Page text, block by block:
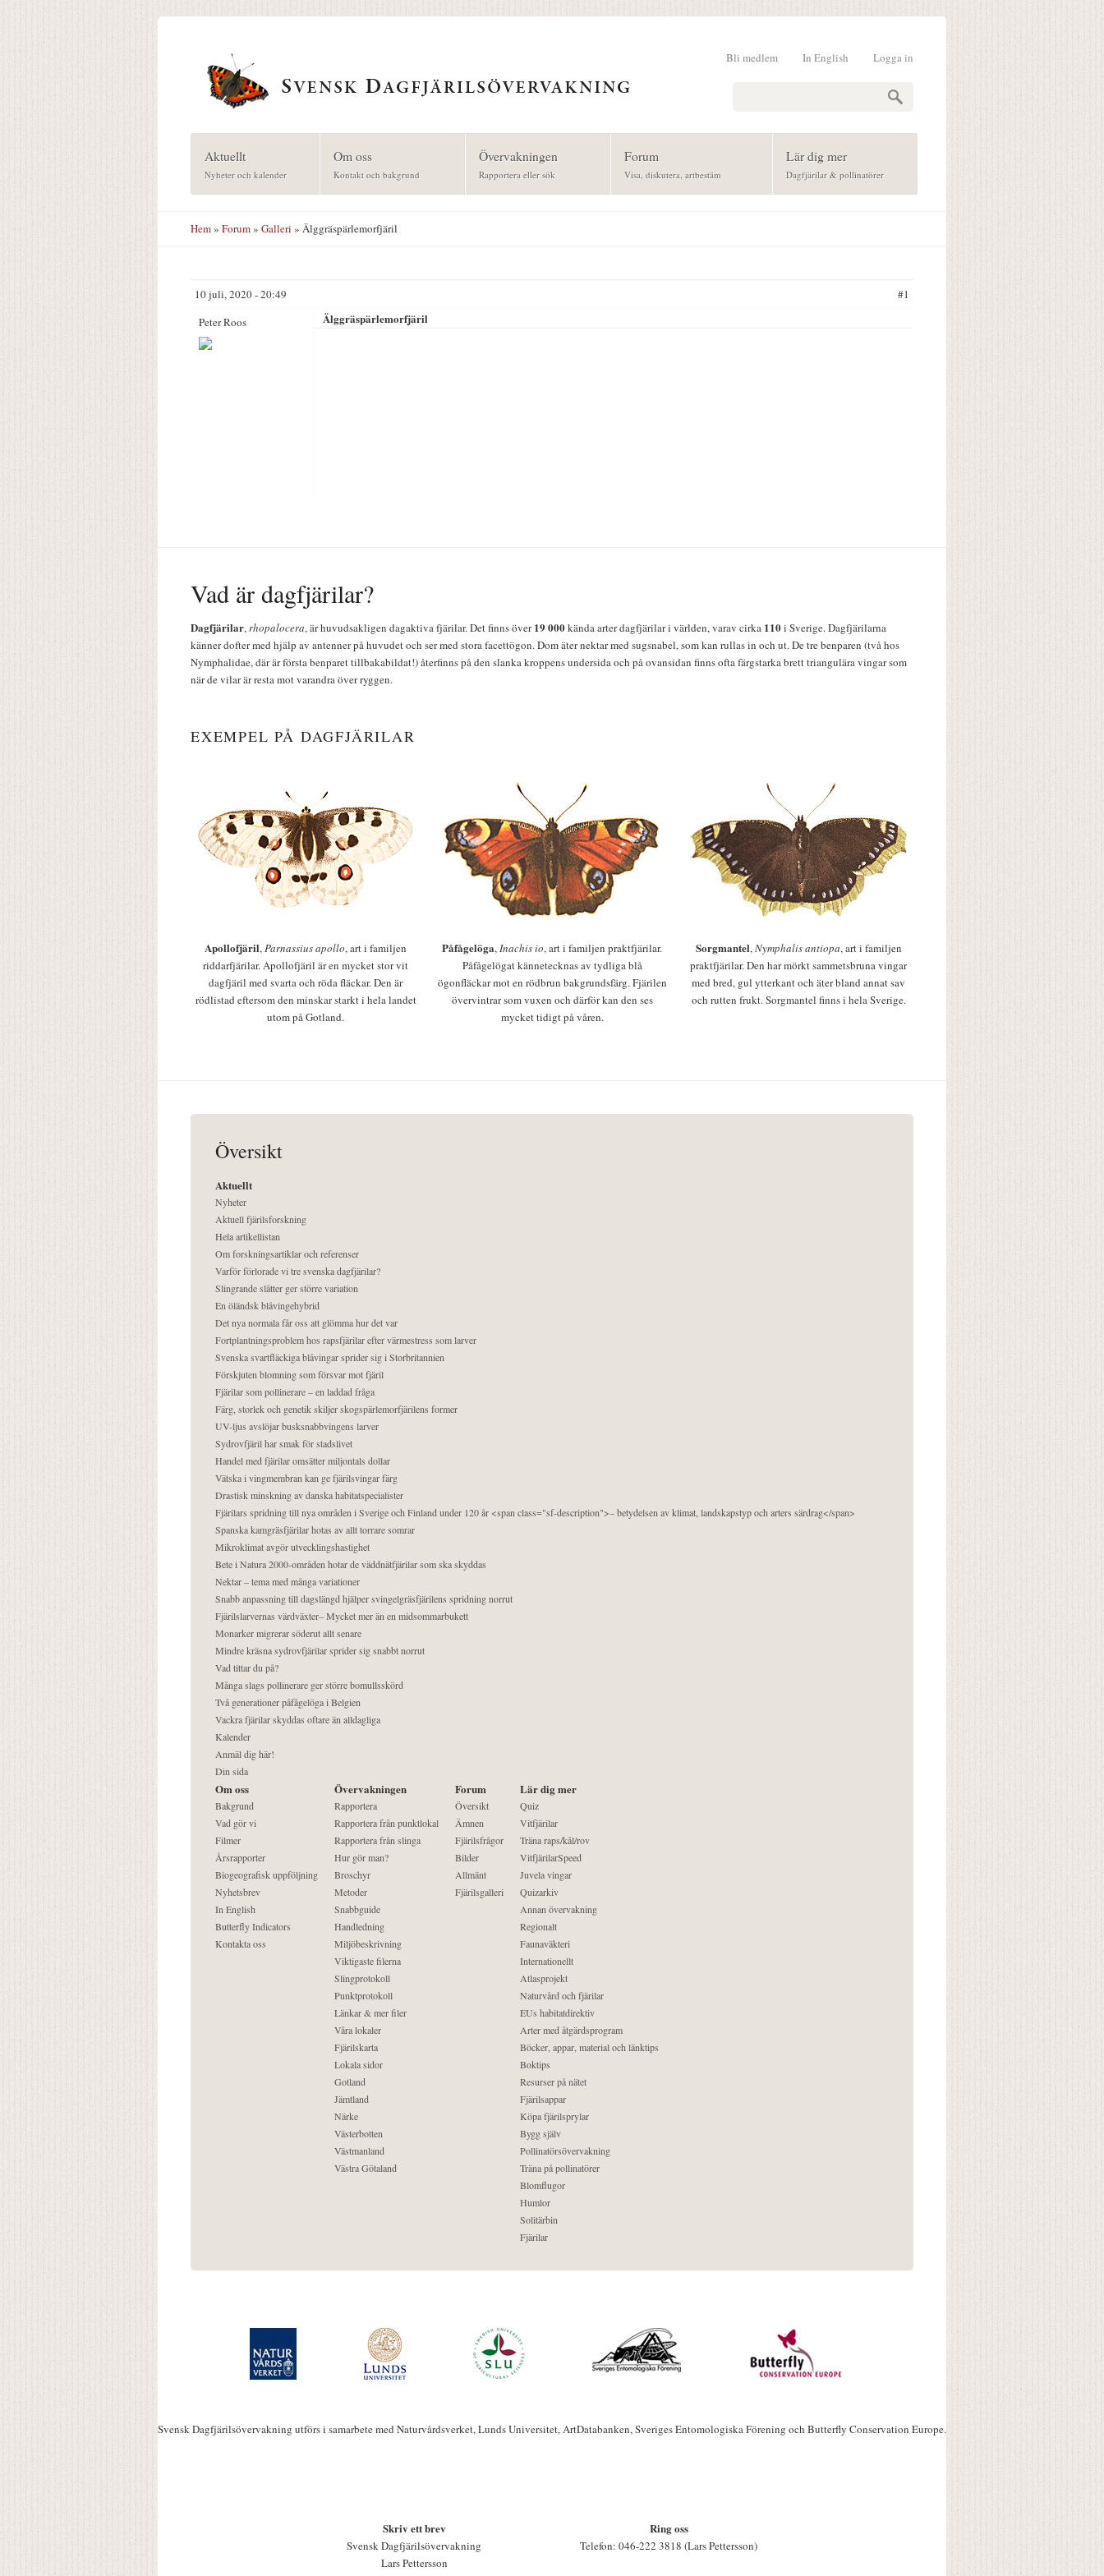
Logga in
In English
Bli medlem
Aktuellt
Nyheter och kalender
Om oss
Kontakt och bakgrund
Övervakningen
Rapportera eller sök
Forum
Visa, diskutera, artbestäm
Lär dig mer
Dagfjärilar & pollinatörer
Hem» Forum» Galleri » Älggräspärlemorfjäril
10 juli, 2020 - 20:49
#1
Peter Roos
Älggräspärlemorfjäril
Vad är dagfjärilar?
Dagfjärilar,rhopalocera, är huvudsakligen dagaktiva fjärilar. Det finns över19 000kända arter dagfjärilar i världen, varav cirka 110i Sverige. Dagfjärilarna
känner dofter med hjälp av antenner på huvudet och ser med stora facettögon. Dom äter nektar med sugsnabel, som kan rullas in och ut. De tre benparen (två hos
Nymphalidae, där är första benparet tillbakabildat!) återfinns på den slanka kroppens undersida och på ovansidan finns ofta färgstarka brett triangulära vingar som
när de vilar är resta mot varandra över ryggen.
EXEMPEL PÅ DAGFJÄRILAR
Apollofjäril,Parnassius apollo, art i familjen
riddarfjärilar. Apollofjäril är en mycket stor vit
dagfjäril med svarta och röda fläckar. Den är
rödlistad eftersom den minskar starkt i hela landet
utom på Gotland.
Påfågelöga,Inachis io, art i familjen praktfjärilar.
Påfågelögat kännetecknas av tydliga blå
ögonfläckar mot en rödbrun bakgrundsfärg. Fjärilen
övervintrar som vuxen och därför kan den ses
mycket tidigt på våren.
Sorgmantel,Nymphalis antiopa, art i familjen
praktfjärilar. Den har mörkt sammetsbruna vingar
med bred, gul ytterkant och äter bland annat sav
och rutten frukt. Sorgmantel finns i hela Sverige.
Översikt
Aktuellt
Nyheter
Aktuell fjärilsforskning
Hela artikellistan
Om forskningsartiklar och referenser
Varför förlorade vi tre svenska dagfjärilar?
Slingrande slåtter ger större variation
En öländsk blåvingehybrid
Det nya normala får oss att glömma hur det var
Fortplantningsproblem hos rapsfjärilar efter värmestress som larver
Svenska svartfläckiga blåvingar sprider sig i Storbritannien
Förskjuten blomning som försvar mot fjäril
Fjärilar som pollinerare – en laddad fråga
Färg, storlek och genetik skiljer skogspärlemorfjärilens former
UV-ljus avslöjar busksnabbvingens larver
Sydrovfjäril har smak för stadslivet
Handel med fjärilar omsätter miljontals dollar
Vätska i vingmembran kan ge fjärilsvingar färg
Drastisk minskning av danska habitatspecialister
Fjärilars spridning till nya områden i Sverige och Finland under 120 år <span class="sf-description">– betydelsen av klimat, landskapstyp och arters särdrag</span>
Spanska kamgräsfjärilar hotas av allt torrare somrar
Mikroklimat avgör utvecklingshastighet
Bete i Natura 2000-områden hotar de väddnätfjärilar som ska skyddas
Nektar – tema med många variationer
Snabb anpassning till dagslängd hjälper svingelgräsfjärilens spridning norrut
Fjärilslarvernas värdväxter– Mycket mer än en midsommarbukett
Monarker migrerar söderut allt senare
Mindre kräsna sydrovfjärilar sprider sig snabbt norrut
Vad tittar du på?
Många slags pollinerare ger större bomullsskörd
Två generationer påfågelöga i Belgien
Vackra fjärilar skyddas oftare än alldagliga
Kalender
Anmäl dig här!
Din sida
Om oss
Bakgrund
Vad gör vi
Filmer
Årsrapporter
Biogeografisk uppföljning
Nyhetsbrev
In English
Butterfly Indicators
Kontakta oss
Övervakningen
Rapportera
Rapportera från punktlokal
Rapportera från slinga
Hur gör man?
Broschyr
Metoder
Snabbguide
Handledning
Miljöbeskrivning
Viktigaste filerna
Slingprotokoll
Punktprotokoll
Länkar & mer filer
Våra lokaler
Fjärilskarta
Lokala sidor
Gotland
Jämtland
Närke
Västerbotten
Västmanland
Västra Götaland
Forum
Översikt
Ämnen
Fjärilsfrågor
Bilder
Allmänt
Fjärilsgalleri
Lär dig mer
Quiz
Vitfjärilar
Träna raps/kål/rov
VitfjärilarSpeed
Juvela vingar
Quizarkiv
Annan övervakning
Regionalt
Faunaväkteri
Internationellt
Atlasprojekt
Naturvård och fjärilar
EUs habitatdirektiv
Arter med åtgärdsprogram
Böcker, appar, material och länktips
Boktips
Resurser på nätet
Fjärilsappar
Köpa fjärilsprylar
Bygg själv
Pollinatörsövervakning
Träna på pollinatörer
Blomflugor
Humlor
Solitärbin
Fjärilar
Svensk Dagfjärilsövervakning utförs i samarbete med Naturvårdsverket, Lunds Universitet, ArtDatabanken, Sveriges Entomologiska Förening och Butterfly Conservation Europe.
Skriv ett brev
Svensk Dagfjärilsövervakning
Lars Pettersson
Ring oss
Telefon: 046-222 3818 (Lars Pettersson)